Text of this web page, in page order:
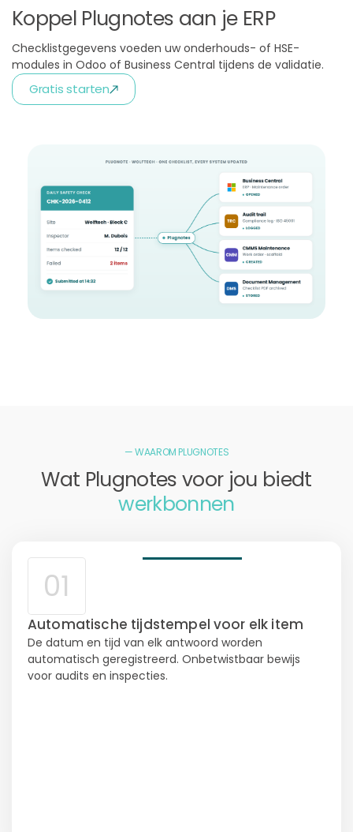
Koppel Plugnotes aan je ERP
Checklistgegevens voeden uw onderhouds- of HSE-
modules in Odoo of Business Central tijdens de validatie.
Gratis starten
— WAAROM PLUGNOTES
Wat Plugnotes voor jou biedt
werkbonnen
01
Automatische tijdstempel voor elk item
De datum en tijd van elk antwoord worden
automatisch geregistreerd. Onbetwistbaar bewijs
voor audits en inspecties.